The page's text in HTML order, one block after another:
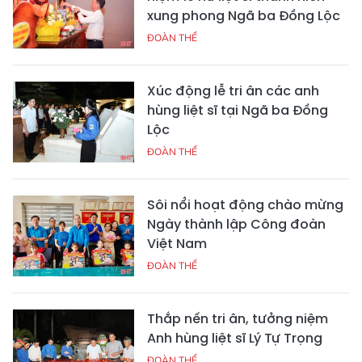
xung phong Ngã ba Đồng Lộc
ĐOÀN THỂ
Xúc động lễ tri ân các anh
hùng liệt sĩ tại Ngã ba Đồng
Lộc
ĐOÀN THỂ
Sôi nổi hoạt động chào mừng
Ngày thành lập Công đoàn
Việt Nam
ĐOÀN THỂ
Thắp nến tri ân, tưởng niệm
Anh hùng liệt sĩ Lý Tự Trọng